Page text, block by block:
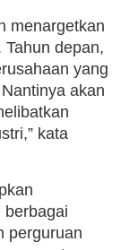
menargetkan
depan,
yang
akan
kata
berbagai
perguruan